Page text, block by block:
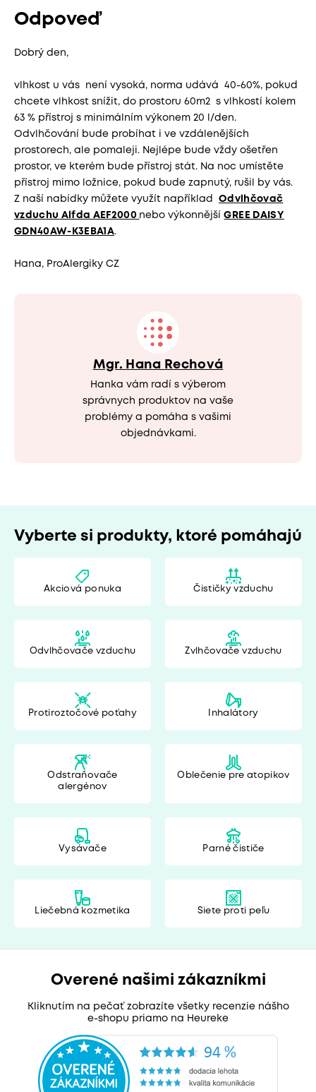
Odpoveď
Dobrý den,
vlhkost u vás není vysoká, norma udává 40-60%, pokud
chcete vlhkost snížit, do prostoru 60m2 s vlhkostí kolem
63 % přístroj s minimálním výkonem 20 l/den.
Odvlhčování bude probíhat i ve vzdálenějších
prostorech, ale pomaleji. Nejlépe bude vždy ošetřen
prostor, ve kterém bude přístroj stát. Na noc umístěte
přístroj mimo ložnice, pokud bude zapnutý, rušil by vás.
Z naší nabídky můžete využít například Odvlhčovač
vzduchu Alfda AEF2000 nebo výkonnějšíGREE DAISY
GDN40AW-K3EBA1A.
Hana, ProAlergiky CZ
Mgr. Hana Rechová
Hanka vám radí s výberom
správnych produktov na vaše
problémy a pomáha s vašimi
objednávkami.
Vyberte si produkty, ktoré pomáhajú
Akciová ponuka Čističky vzduchu
Odvlhčovače vzduchu Zvlhčovače vzduchu
Protiroztočové poťahy Inhalátory
Odstraňovače
alergénov
Oblečenie pre atopikov
Vysávače Parné čističe
Liečebná kozmetika Siete proti peľu
Overené našimi zákazníkmi
Kliknutím na pečať zobrazíte všetky recenzie nášho
e-shopu priamo na Heureke